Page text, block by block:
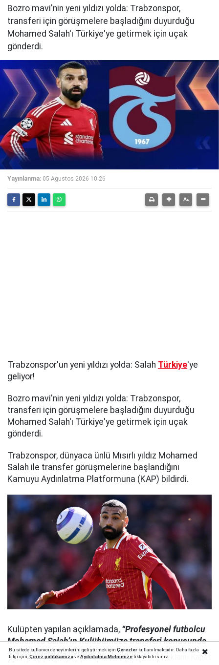
Bozro mavi'nin yeni yıldızı yolda: Trabzonspor,
transferi için görüşmelere başladığını duyurduğu
Mohamed Salah'ı Türkiye'ye getirmek için uçak
gönderdi.
Yayınlanma: 05 Ağustos 2026 10:26
Trabzonspor'un yeni yıldızı yolda: Salah Türkiye'ye
geliyor!
Bozro mavi'nin yeni yıldızı yolda: Trabzonspor,
transferi için görüşmelere başladığını duyurduğu
Mohamed Salah'ı Türkiye'ye getirmek için uçak
gönderdi.
Trabzonspor, dünyaca ünlü Mısırlı yıldız Mohamed
Salah ile transfer görüşmelerine başlandığını
Kamuyu Aydınlatma Platformuna (KAP) bildirdi.
Kulüpten yapılan açıklamada, “Profesyonel futbolcu
Mohamed Salah’ın Kulübümüze transferi konusunda
görüşmelere başlanmıştır.”ifadelerine yer verilirken
Bu sitede kullanıcı deneyimlerini geliştirmek için Çerezlerkullanılmaktadır. Daha fazla
bilgi için;Çerez politikamızaveAydınlatma Metnimizetıklayabilirsiniz.Reklamı Kapat